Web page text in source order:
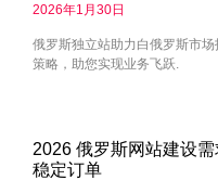
2026年1月30日
俄罗斯独立站助力白俄罗斯市
策略，助您实现业务飞跃.
2026 俄罗斯网站建设
稳定订单